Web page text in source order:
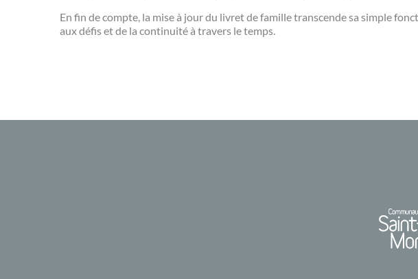
En fin de compte, la mise à jour du livret de famille transcende sa simple
aux défis et de la continuité à travers le temps.